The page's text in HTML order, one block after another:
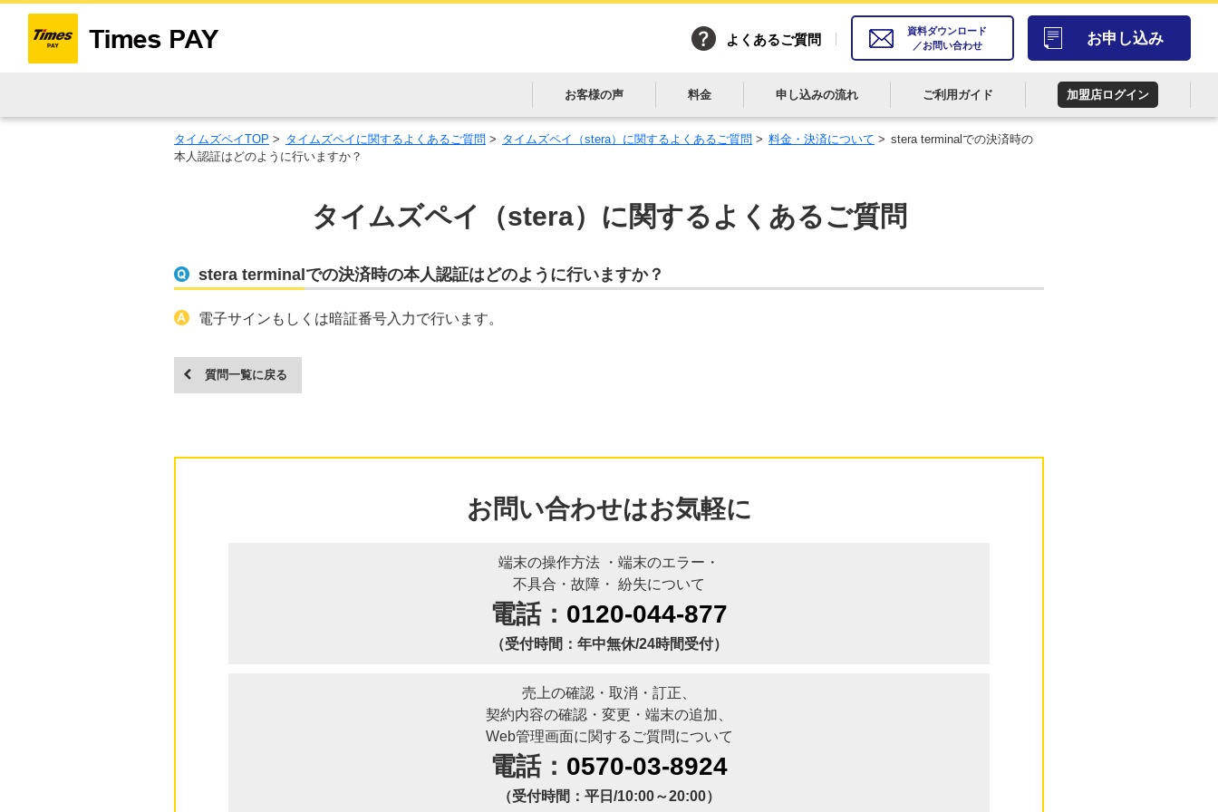
よくあるご質問
資料ダウンロード
／お問い合わせ
お申し込み
お客様の声 料金 申し込みの流れ ご利用ガイド 加盟店ログイン
タイムズペイTOP > タイムズペイに関するよくあるご質問 > タイムズペイ（stera）に関するよくあるご質問 > 料金・決済について > stera terminalでの決済時の
本人認証はどのように行いますか？
タイムズペイ（stera）に関するよくあるご質問
stera terminalでの決済時の本人認証はどのように行いますか？
電子サインもしくは暗証番号入力で行います。
質問一覧に戻る
お問い合わせはお気軽に
端末の操作⽅法 ・端末のエラー・
不具合・故障・ 紛失について
電話： 0120-044-877
（受付時間：年中無休/24時間受付）
​売上の確認・取消・訂正、​
契約内容の確認・変更・端末の追加、​
Web管理画面に関するご質問について​
電話： 0570-03-8924
（受付時間：平日/10:00～20:00）